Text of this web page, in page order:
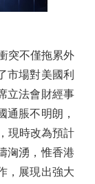
突不僅拖累外
市場對美國利
立法會財經事
通脹不明朗，
現時改為預計
洶湧，惟香港
，展現出強大